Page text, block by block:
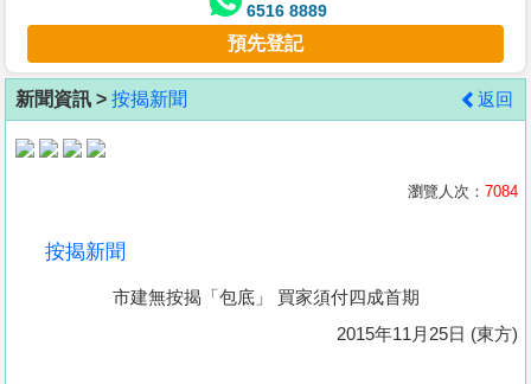
客
地
產
6516 8889
預先登記
新聞資訊 > 按揭新聞 返回
瀏覽人次： 7084
按揭新聞
市建無按揭「包底」 買家須付四成首期
2015年11月25日 (東方)